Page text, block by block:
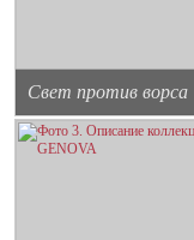
Свет против ворса